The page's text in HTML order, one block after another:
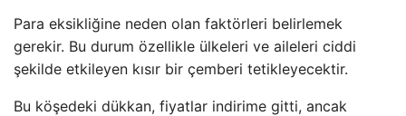
Para eksikliğine neden olan faktörleri belirlemek
gerekir. Bu durum özellikle ülkeleri ve aileleri ciddi
şekilde etkileyen kısır bir çemberi tetikleyecektir.
Bu köşedeki dükkan, fiyatlar indirime gitti, ancak